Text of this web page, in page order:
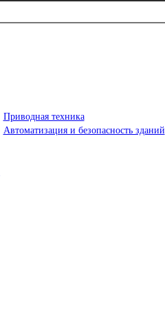
Приводная техника
Автоматизация и безопасность зданий